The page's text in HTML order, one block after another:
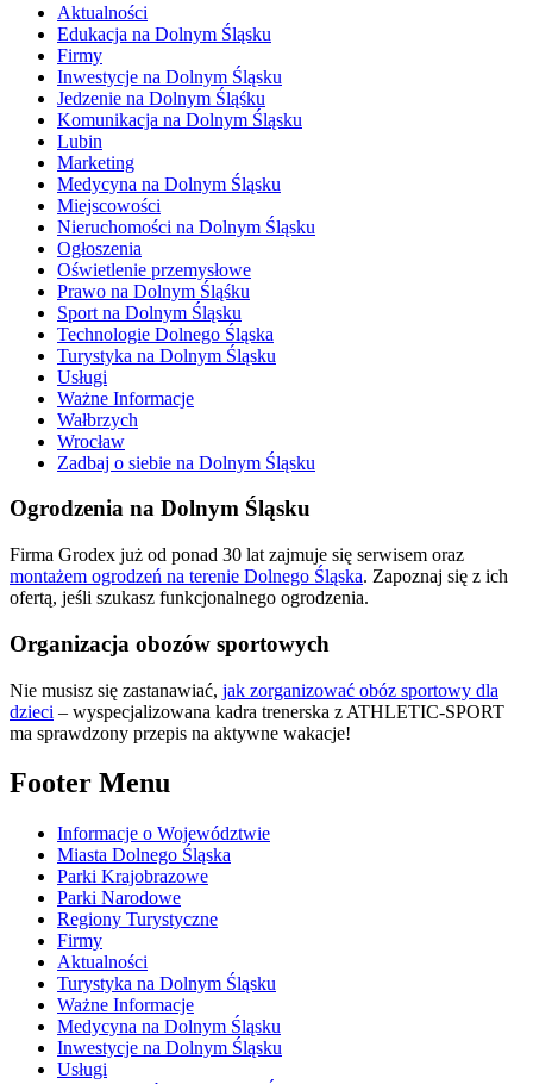
Aktualności
Edukacja na Dolnym Śląsku
Firmy
Inwestycje na Dolnym Śląsku
Jedzenie na Dolnym Śląśku
Komunikacja na Dolnym Śląsku
Lubin
Marketing
Medycyna na Dolnym Śląsku
Miejscowości
Nieruchomości na Dolnym Śląsku
Ogłoszenia
Oświetlenie przemysłowe
Prawo na Dolnym Śląśku
Sport na Dolnym Śląsku
Technologie Dolnego Śląska
Turystyka na Dolnym Śląsku
Usługi
Ważne Informacje
Wałbrzych
Wrocław
Zadbaj o siebie na Dolnym Śląsku
Ogrodzenia na Dolnym Śląsku
Firma Grodex już od ponad 30 lat zajmuje się serwisem oraz
montażem ogrodzeń na terenie Dolnego Śląska. Zapoznaj się z ich
ofertą, jeśli szukasz funkcjonalnego ogrodzenia.
Organizacja obozów sportowych
Nie musisz się zastanawiać, jak zorganizować obóz sportowy dla
dzieci – wyspecjalizowana kadra trenerska z ATHLETIC-SPORT
ma sprawdzony przepis na aktywne wakacje!
Footer Menu
Informacje o Województwie
Miasta Dolnego Śląska
Parki Krajobrazowe
Parki Narodowe
Regiony Turystyczne
Firmy
Aktualności
Turystyka na Dolnym Śląsku
Ważne Informacje
Medycyna na Dolnym Śląsku
Inwestycje na Dolnym Śląsku
Usługi